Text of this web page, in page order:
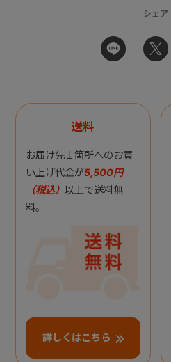
シェア
送料
お届け先１箇所へのお買
い上げ代金が5,500円
（税込） 以上で送料無
料。
詳しくはこちら